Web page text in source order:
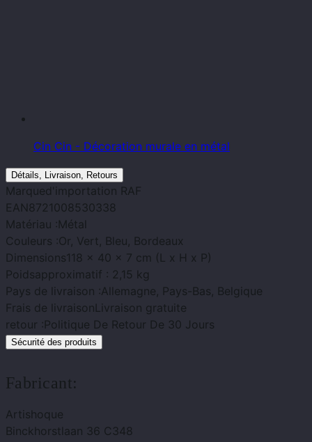
Cin Cin - Décoration murale en métal
Détails, Livraison, Retours
Marqued'importation RAF
EAN8721008530338
Matériau :Métal
Couleurs :Or, Vert, Bleu, Bordeaux
Dimensions118 x 40 x 7 cm (L x H x P)
Poidsapproximatif : 2,15 kg
Pays de livraison :Allemagne, Pays-Bas, Belgique
Frais de livraisonLivraison gratuite
retour :Politique De Retour De 30 Jours
Sécurité des produits
Fabricant:
Artishoque
Binckhorstlaan 36 C348